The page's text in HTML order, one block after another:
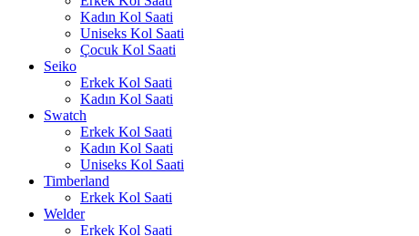
Kadın Kol Saati
Uniseks Kol Saati
Çocuk Kol Saati
Seiko
Erkek Kol Saati
Kadın Kol Saati
Swatch
Erkek Kol Saati
Kadın Kol Saati
Uniseks Kol Saati
Timberland
Erkek Kol Saati
Welder
Erkek Kol Saati